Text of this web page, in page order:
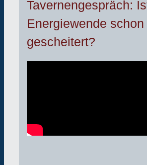
Tavernengespräch:
Energiewende schon
gescheitert?